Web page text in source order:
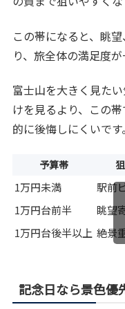
この帯になると、眺
り、旅全体の満足度が
富士山を大きく見た
けを見るより、この
的に後悔しにくいです。
予算帯
1万円未満 駅前
1万円台前半
眺望
1万円台後半以上 絶景
記念日なら景色優